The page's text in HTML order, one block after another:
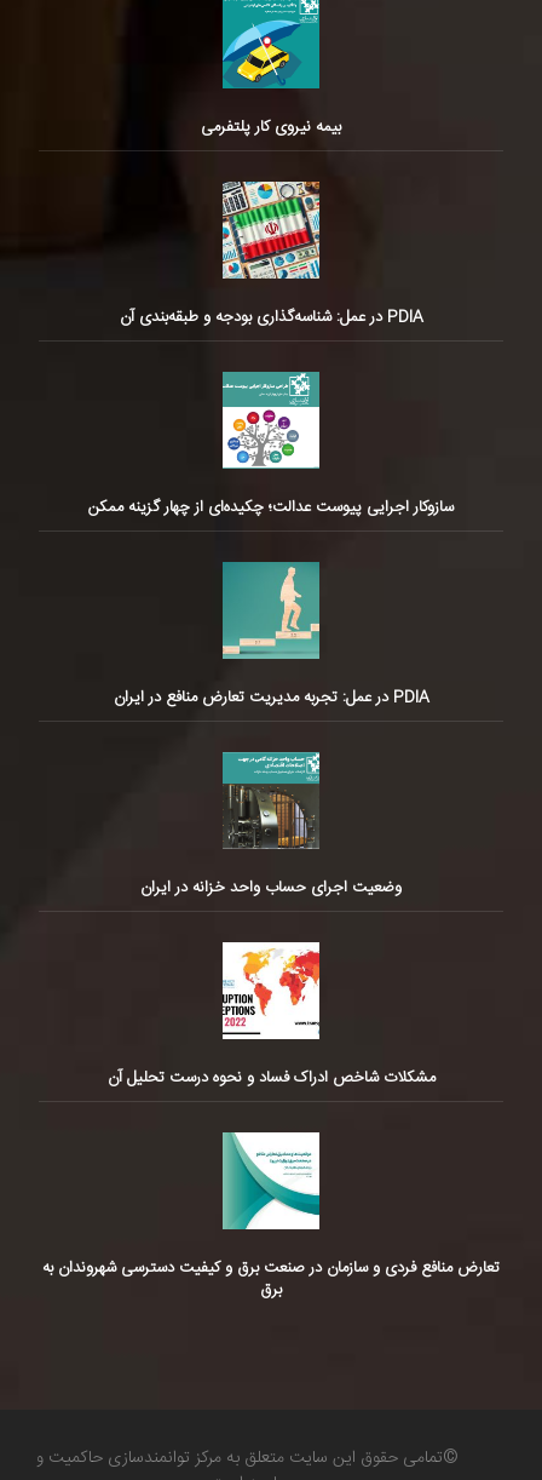
بیمه نیروی کار پلتفرمی
PDIA در عمل: شناسه‌گذاری بودجه و طبقه‌بندی آن
سازوکار اجرایی پیوست عدالت؛ چکیده‌ای از چهار گزینه ممکن
PDIA در عمل: تجربه مدیریت تعارض منافع در ایران
وضعیت اجرای حساب واحد خزانه در ایران
مشکلات شاخص ادراک فساد و نحوه درست تحلیل آن
تعارض منافع فردی و سازمان در صنعت برق و کیفیت دسترسی شهروندان به
برق
©تمامی حقوق این سایت متعلق به مرکز توانمندسازی حاکمیت و